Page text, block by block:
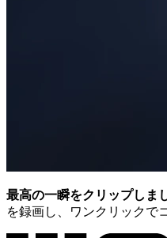
最高の一瞬をクリップしま
を録画し、ワンクリックで